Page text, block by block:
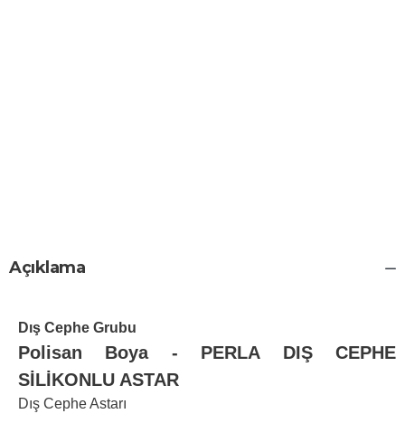
Açıklama
Dış Cephe Grubu
Polisan Boya - PERLA DIŞ CEPHE
SİLİKONLU ASTAR
Dış Cephe Astarı